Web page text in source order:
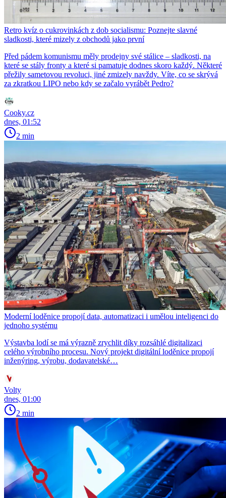
Retro kvíz o cukrovinkách z dob socialismu: Poznejte slavné
sladkosti, které mizely z obchodů jako první
Před pádem komunismu měly prodejny své stálice – sladkosti, na
které se stály fronty a které si pamatuje dodnes skoro každý. Některé
přežily sametovou revoluci, jiné zmizely navždy. Víte, co se skrývá
za zkratkou LIPO nebo kdy se začalo vyrábět Pedro?
Cooky.cz
dnes, 01:52
2 min
Moderní loděnice propojí data, automatizaci i umělou inteligenci do
jednoho systému
Výstavba lodí se má výrazně zrychlit díky rozsáhlé digitalizaci
celého výrobního procesu. Nový projekt digitální loděnice propojí
inženýring, výrobu, dodavatelské…
Volty
dnes, 01:00
2 min